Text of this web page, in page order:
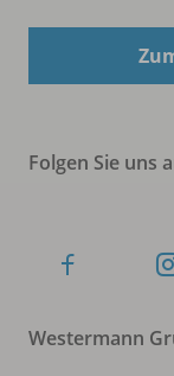
Folgen Sie uns
Westermann